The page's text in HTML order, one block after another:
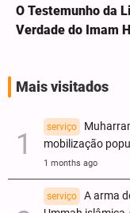
O Testemunho da
Verdade do Imam
Mais visitados
serviço
mobilização
1 months ago
serviço
A arma